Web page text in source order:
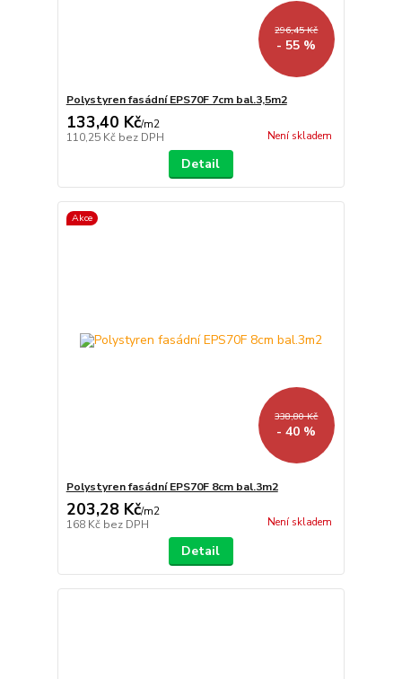
296,45 Kč
- 55 %
Polystyren fasádní EPS70F 7cm bal.3,5m2
133,40 Kč/m2
110,25 Kč bez DPH Není skladem
Detail
Akce
338,80 Kč
- 40 %
Polystyren fasádní EPS70F 8cm bal.3m2
203,28 Kč/m2
168 Kč bez DPH Není skladem
Detail